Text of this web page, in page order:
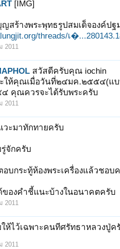
[IMG]
สร้างพระพุทธรูปสมเด็จองค์ป
threads/เ
2011
สวัสดีครับคุณ iochin
ให้คุณเมื่อวันที่๒๔มค.๒๕๕๔(แบ
คุณควรจะได้รับพระครับ
2011
วะมาทักทายครับ
จักครับ
บกระทู้ห้องพระเครื่องแล้วชอบ
ของคำชี้แนะบ้างในอนาคตครับ
2011
ห้ไว้เฉพาะคนทีศรัทธาหลวงปู่ค
2011